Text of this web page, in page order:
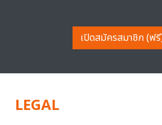
เปิดสมัครสมาชิก (ฟ
LEGAL